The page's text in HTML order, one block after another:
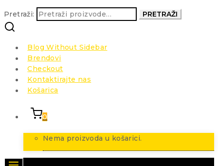
Pretraži: PRETRAŽI
Blog Without Sidebar
Brendovi
Checkout
Kontaktirajte nas
Košarica
0
Nema proizvoda u košarici.